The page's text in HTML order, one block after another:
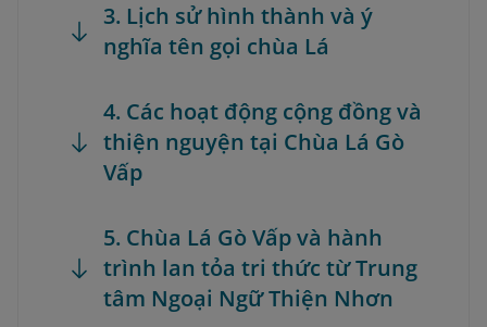
3. Lịch sử hình thành và ý
nghĩa tên gọi chùa Lá
4. Các hoạt động cộng đồng và
thiện nguyện tại Chùa Lá Gò
Vấp
5. Chùa Lá Gò Vấp và hành
trình lan tỏa tri thức từ Trung
tâm Ngoại Ngữ Thiện Nhơn